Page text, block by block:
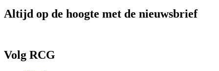
Altijd op de hoogte met de nieuwsbrief
Volg RCG